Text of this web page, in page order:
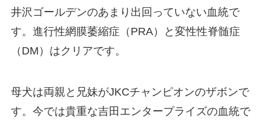
井沢ゴールデンのあまり出回っていない血統で
す。進行性網膜萎縮症（PRA）と変性性脊髄症
（DM）はクリアです。
母犬は両親と兄妹がJKCチャンピオンのザボンで
す。今では貴重な吉田エンタープライズの血統で